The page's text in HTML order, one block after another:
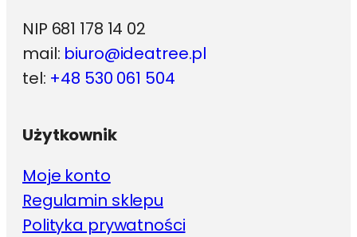
NIP 681 178 14 02
mail: biuro@ideatree.pl
tel: +48 530 061 504
Użytkownik
Moje konto
Regulamin sklepu
Polityka prywatności